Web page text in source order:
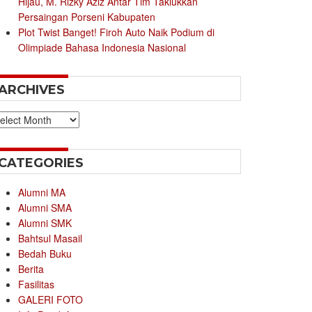
Persaingan Porseni Kabupaten
Plot Twist Banget! Firoh Auto Naik Podium di
Olimpiade Bahasa Indonesia Nasional
Alumni MA
Alumni SMA
Alumni SMK
Bahtsul Masail
Bedah Buku
Berita
Fasilitas
GALERI FOTO